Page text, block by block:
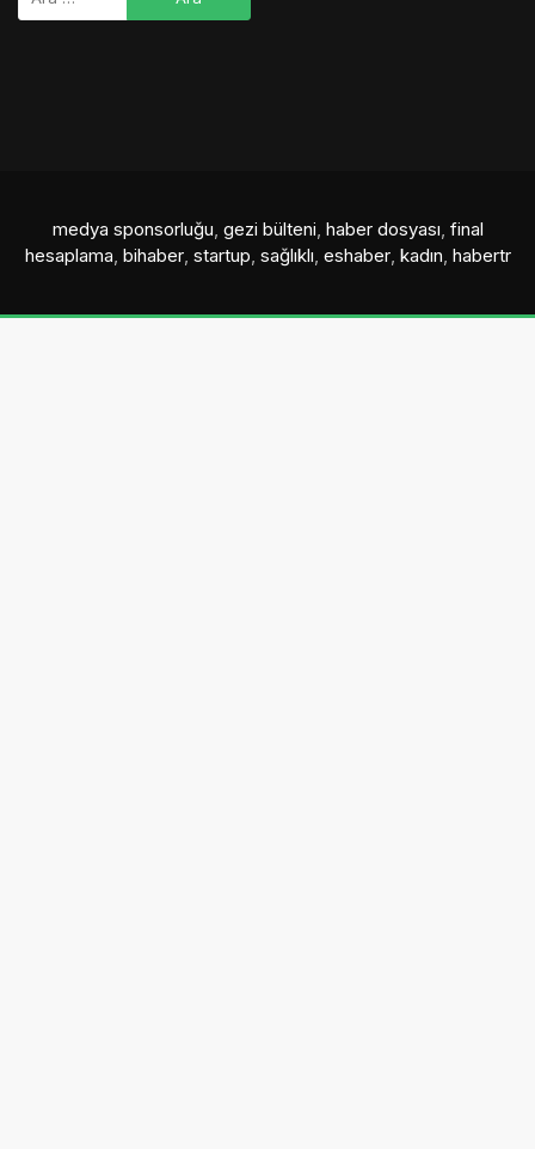
medya sponsorluğu, gezi bülteni, haber dosyası, final
hesaplama, bihaber, startup, sağlıklı, eshaber, kadın, habertr